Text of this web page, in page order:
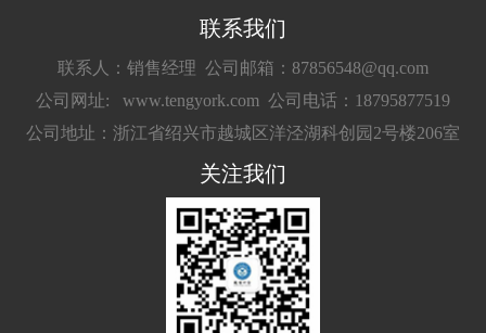
联系我们
联系人：销售经理 公司邮箱：87856548@qq.com
公司网址: www.tengyork.com 公司电话：18795877519
公司地址：浙江省绍兴市越城区洋泾湖科创园2号楼206室
关注我们